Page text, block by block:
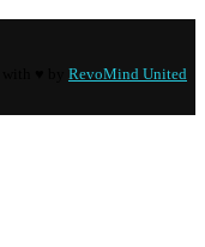
RevoMind United